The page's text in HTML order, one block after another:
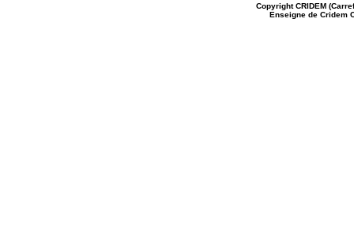
CopyrightCRIDEM
Enseigne de Cridem